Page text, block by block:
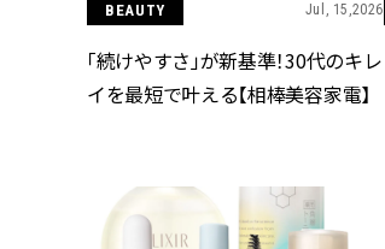
BEAUTY Jul, 15,2026
「続けやすさ」が新基準！30代のキレ
イを最短で叶える【相棒美容家電】